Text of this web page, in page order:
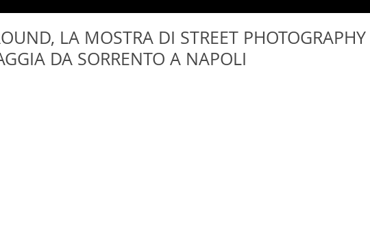
LA MOSTRA DI STREET PHOTOGRAPHY
DA SORRENTO A NAPOLI